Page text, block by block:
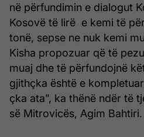
në përfundimin e dialogut
Kosovë të lirë e kemi të
tonë, sepse ne nuk kemi
Kisha propozuar që të
muaj dhe të përfundojnë
gjithçka është e
çka ata”, ka thënë ndër të
së Mitrovicës, Agim